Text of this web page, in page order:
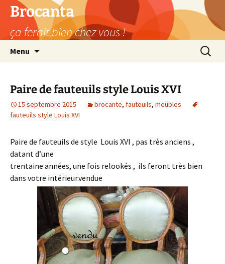
Aller
contenu
Brocanta
ça ferait bien chez vous !
Menu
Paire de fauteuils style Louis XVI
15 septembre 2015 brocante, fauteuils, meubles
fauteuils style Louis XVI
Paire de fauteuils de style Louis XVI , pas très anciens ,
datant d’une
trentaine années, une fois relookés , ils feront très bien
dans votre intérieur.vendue